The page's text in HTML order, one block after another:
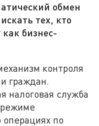
обмен
тех, кто
бизнес-
контроля
граждан.
налоговая служба
по